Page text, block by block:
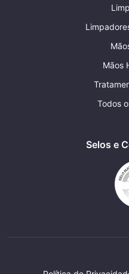
Mãos
Todos
Selos e